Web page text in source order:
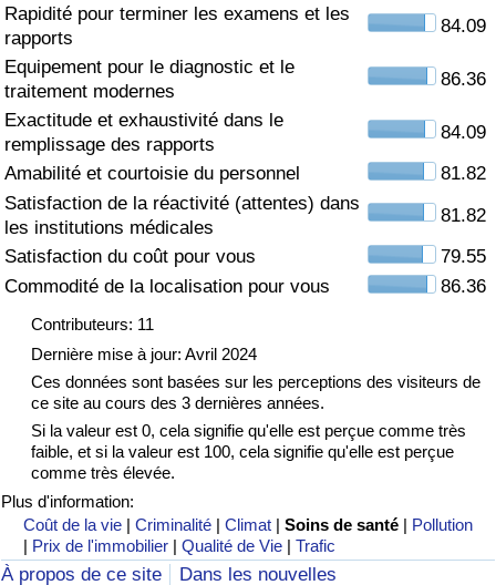
Rapidité pour terminer les examens et les
rapports
84.09
Equipement pour le diagnostic et le
traitement modernes
86.36
Exactitude et exhaustivité dans le
remplissage des rapports
84.09
Amabilité et courtoisie du personnel
81.82
Satisfaction de la réactivité (attentes) dans
les institutions médicales
81.82
Satisfaction du coût pour vous
79.55
Commodité de la localisation pour vous
86.36
Contributeurs: 11
Dernière mise à jour: Avril 2024
Ces données sont basées sur les perceptions des visiteurs de
ce site au cours des 3 dernières années.
Si la valeur est 0, cela signifie qu'elle est perçue comme très
faible, et si la valeur est 100, cela signifie qu'elle est perçue
comme très élevée.
Plus d'information:
Coût de la vie |Criminalité |Climat |Soins de santé | Pollution
| Prix de l'immobilier |Qualité de Vie |Trafic
À propos de ce site Dans les nouvelles
Indice de Criminalité
Indice de criminalité par pays
Soins de santé
Indice des soins de santé (Actuel)
Indice des soins de santé
Indice des soins de santé par Pays
Pollution
Indice de Pollution (Actuel)
Indice de pollution
Indice de Pollution par Pays
Trafic